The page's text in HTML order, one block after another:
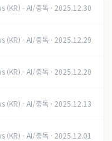
(KR) - AI/중독 · 2025.12.30
(KR) - AI/중독 · 2025.12.29
(KR) - AI/중독 · 2025.12.20
(KR) - AI/중독 · 2025.12.13
(KR) - AI/중독 · 2025.12.01